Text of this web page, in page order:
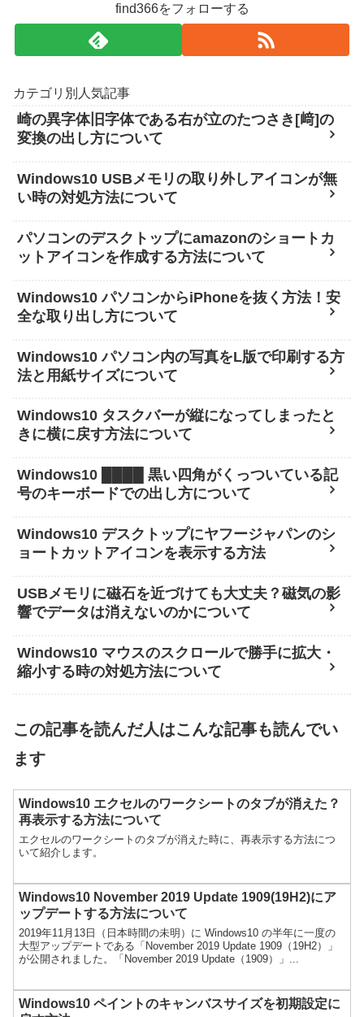
find366をフォローする
カテゴリ別人気記事
崎の異字体旧字体である右が立のたつさき[﨑]の
変換の出し方について
Windows10 USBメモリの取り外しアイコンが無
い時の対処方法について
パソコンのデスクトップにamazonのショートカ
ットアイコンを作成する方法について
Windows10 パソコンからiPhoneを抜く方法！安
全な取り出し方について
Windows10 パソコン内の写真をL版で印刷する方
法と用紙サイズについて
Windows10 タスクバーが縦になってしまったと
きに横に戻す方法について
Windows10 ████ 黒い四角がくっついている記
号のキーボードでの出し方について
Windows10 デスクトップにヤフージャパンのシ
ョートカットアイコンを表示する方法
USBメモリに磁石を近づけても大丈夫？磁気の影
響でデータは消えないのかについて
Windows10 マウスのスクロールで勝手に拡大・
縮小する時の対処方法について
この記事を読んだ人はこんな記事も読んでい
ます
Windows10 エクセルのワークシートのタブが消えた？
再表示する方法について
エクセルのワークシートのタブが消えた時に、再表示する方法につ
いて紹介します。
Windows10 November 2019 Update 1909(19H2)にア
ップデートする方法について
2019年11月13日（日本時間の未明）に Windows10 の半年に一度の
大型アップデートである「November 2019 Update 1909（19H2）」
が公開されました。「November 2019 Update（1909）」...
Windows10 ペイントのキャンバスサイズを初期設定に